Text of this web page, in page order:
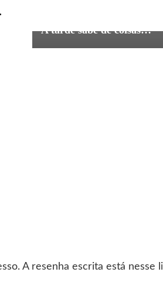
A tarde sabe de coisas…
A resenha escrita está nesse